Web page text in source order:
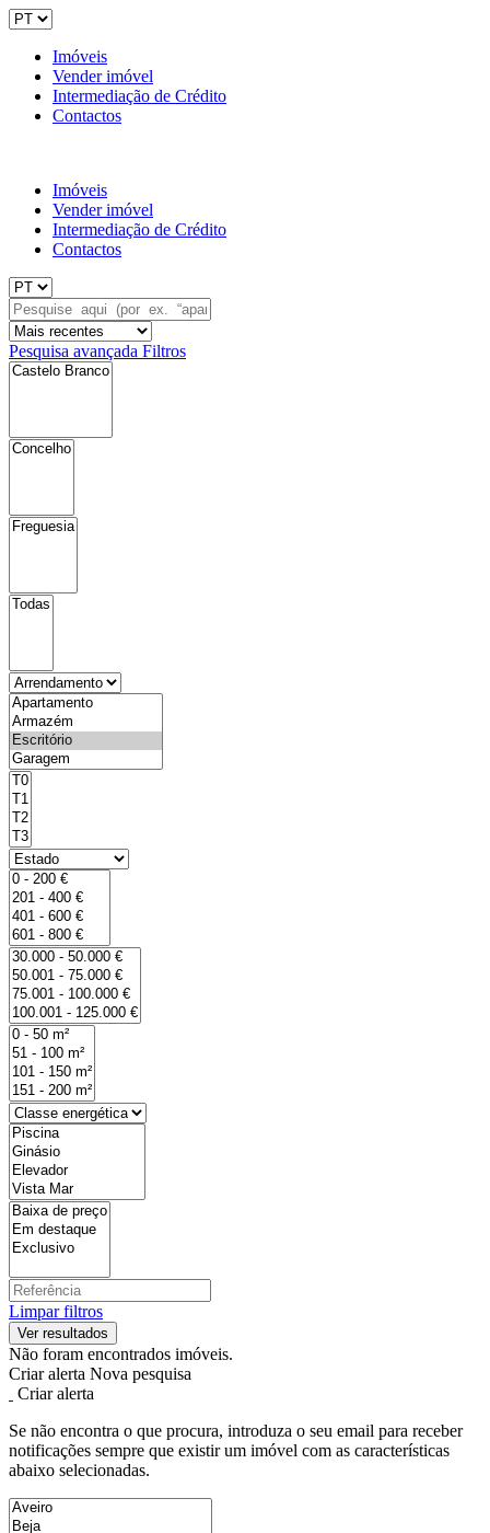
Imóveis
Vender imóvel
Intermediação de Crédito
Contactos
Imóveis
Vender imóvel
Intermediação de Crédito
Contactos
Pesquisa avançada Filtros
Limpar filtros
Não foram encontrados imóveis.
Criar alerta Nova pesquisa
Criar alerta
Se não encontra o que procura, introduza o seu email para receber
notificações sempre que existir um imóvel com as características
abaixo selecionadas.